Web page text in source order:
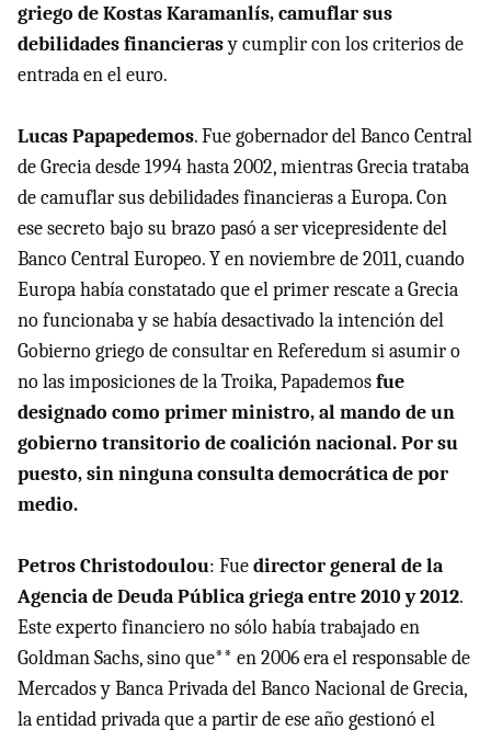
griego de Kostas Karamanlís, camuflar sus
debilidades financierasy cumplir con los criterios de
entrada en el euro.
Lucas Papapedemos. Fue gobernador del Banco Central
de Grecia desde 1994 hasta 2002, mientras Grecia trataba
de camuflar sus debilidades financieras a Europa. Con
ese secreto bajo su brazo pasó a ser vicepresidente del
Banco Central Europeo. Y en noviembre de 2011, cuando
Europa había constatado que el primer rescate a Grecia
no funcionaba y se había desactivado la intención del
Gobierno griego de consultar en Referedum si asumir o
no las imposiciones de la Troika, Papademosfue
designado como primer ministro, al mando de un
gobierno transitorio de coalición nacional. Por su
puesto, sin ninguna consulta democrática de por
medio.
Petros Christodoulou: Fuedirector general de la
Agencia de Deuda Pública griega entre 2010 y 2012.
Este experto financiero no sólo había trabajado en
Goldman Sachs, sino que** en 2006 era el responsable de
Mercados y Banca Privada del Banco Nacional de Grecia,
la entidad privada que a partir de ese año gestionó el